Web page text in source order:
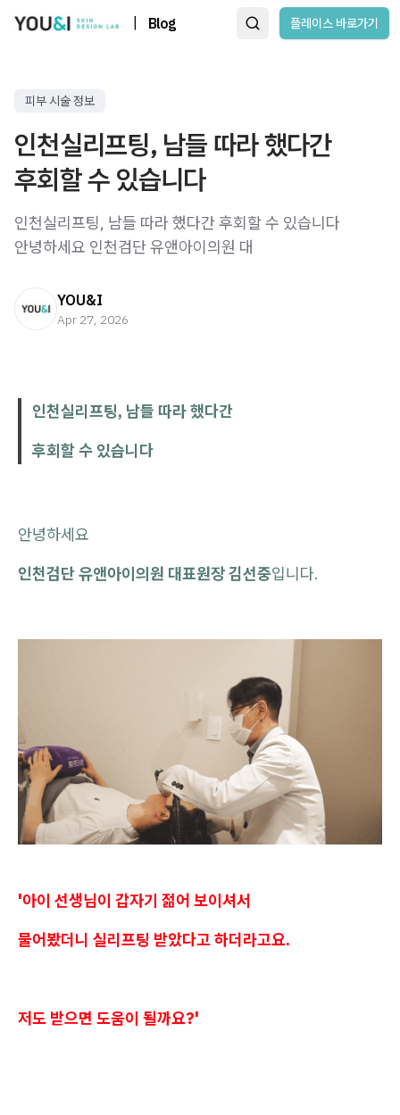
Blog 플레이스 바로가기
피부 시술 정보
인천실리프팅, 남들 따라 했다간
후회할 수 있습니다
인천실리프팅, 남들 따라 했다간 후회할 수 있습니다 ​
안녕하세요 인천검단 유앤아이의원 대
YOU&I
Apr 27, 2026
인천실리프팅, 남들 따라 했다간
후회할 수 있습니다
안녕하세요
인천검단 유앤아이의원 대표원장 김선중입니다.
'아이 선생님이 갑자기 젊어 보이셔서
물어봤더니 실리프팅 받았다고 하더라고요.
저도 받으면 도움이 될까요?'